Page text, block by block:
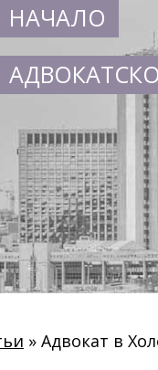
НАЧАЛО
» Адвокат в